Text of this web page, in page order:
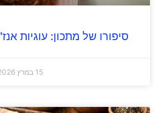
סיפורו של מתכון: עוגיות אנז"ק ANZAC Biscuit